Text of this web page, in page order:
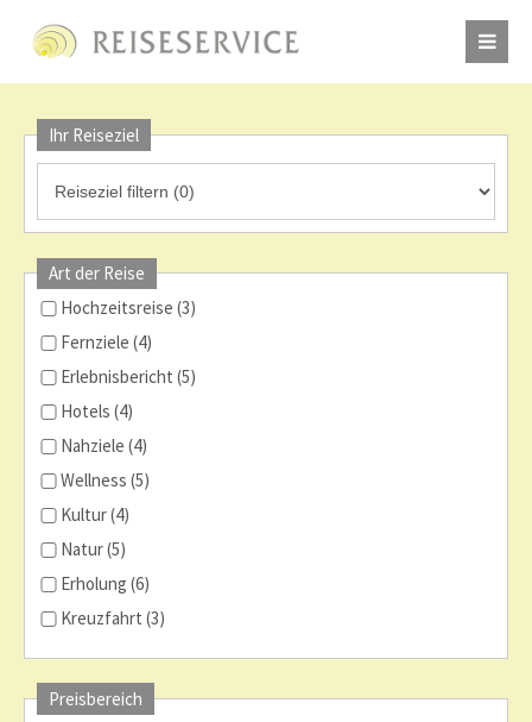
Ihr Reiseziel
Art der Reise
Hochzeitsreise (3)
Fernziele (4)
Erlebnisbericht (5)
Hotels (4)
Nahziele (4)
Wellness (5)
Kultur (4)
Natur (5)
Erholung (6)
Kreuzfahrt (3)
Preisbereich